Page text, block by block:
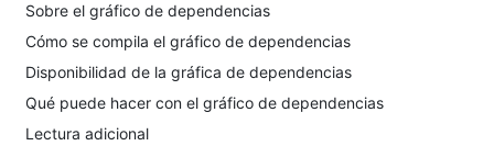
Sobre el gráfico de dependencias
Cómo se compila el gráfico de dependencias
Disponibilidad de la gráfica de dependencias
Qué puede hacer con el gráfico de dependencias
Lectura adicional